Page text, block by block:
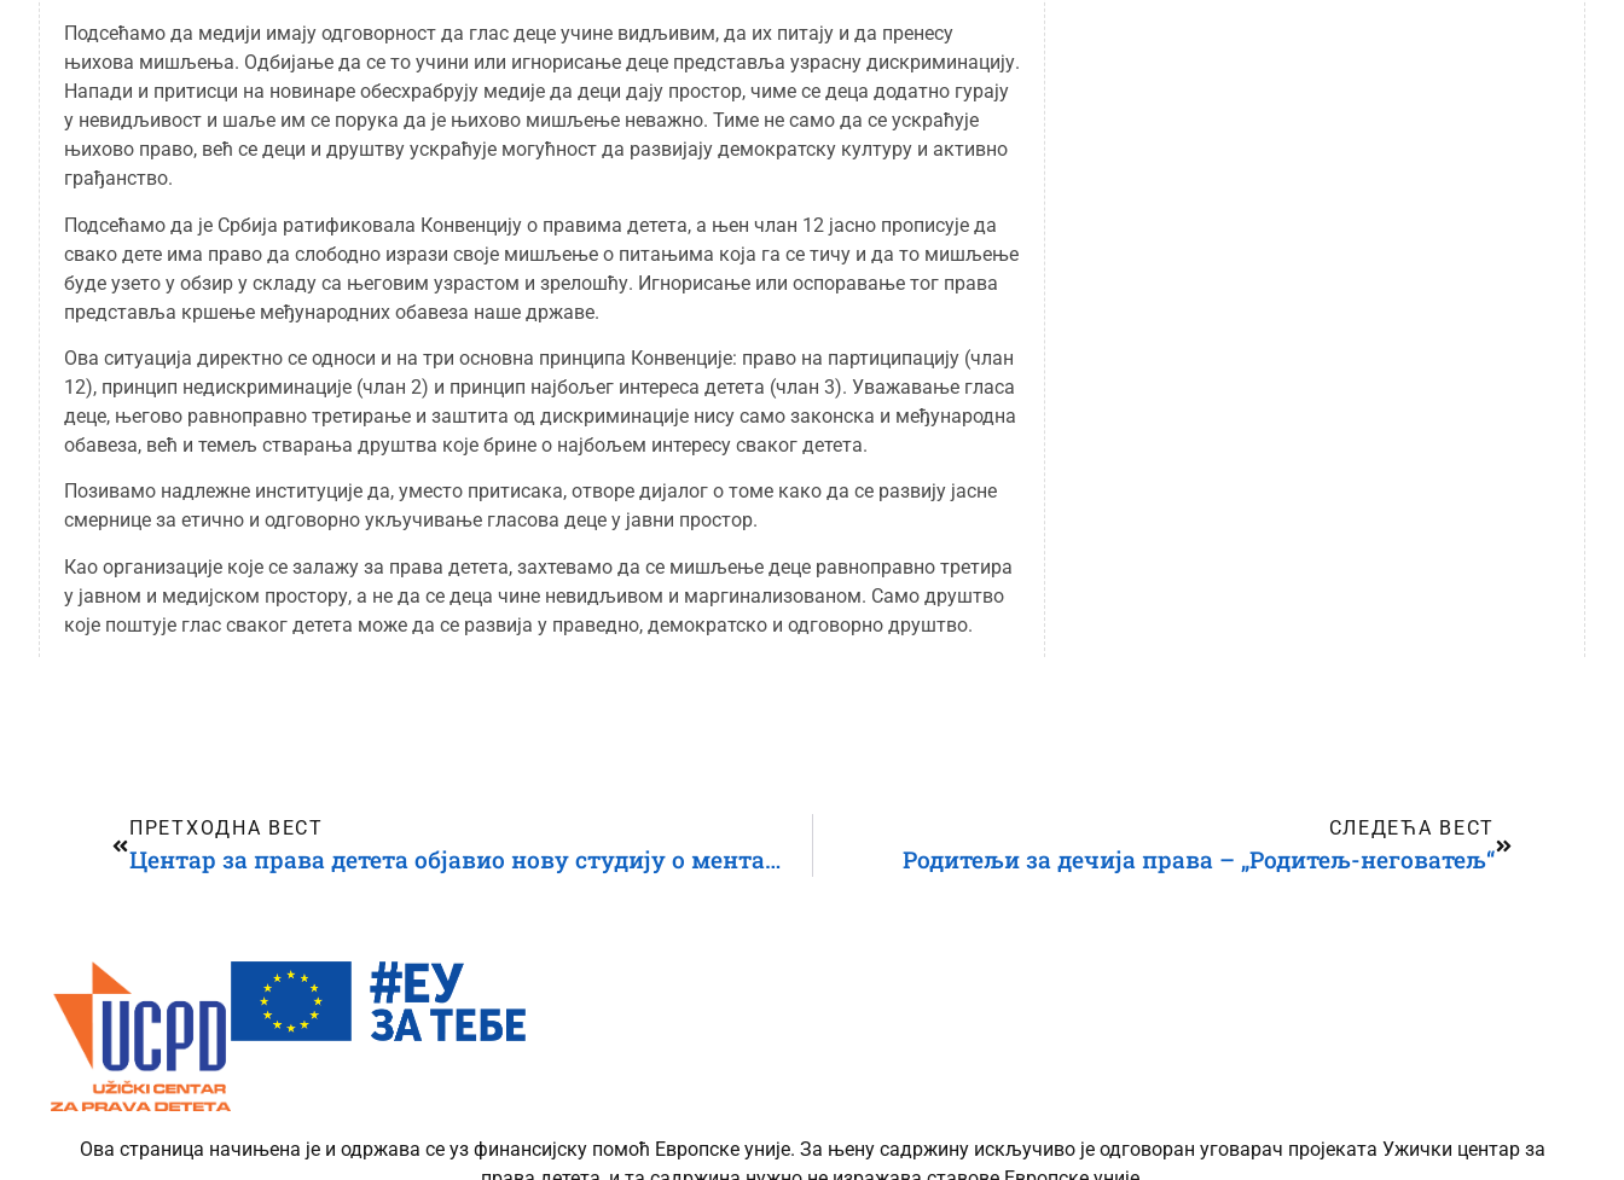
Подсећамо да медији имају одговорност да глас деце учине видљивим, да их питају и да пренесу
њихова мишљења. Одбијање да се то учини или игнорисање деце представља узрасну дискриминацију.
Напади и притисци на новинаре обесхрабрују медије да деци дају простор, чиме се деца додатно гурају
у невидљивост и шаље им се порука да је њихово мишљење неважно. Тимe не само да се ускраћује
њихово право, већ се деци и друштву ускраћује могућност да развијају демократску културу и активно
грађанство.
Подсећамо да је Србија ратификовала Конвенцију о правима детета, а њен члан 12 јасно прописује да
свако дете има право да слободно изрази своје мишљење о питањима која га се тичу и да то мишљење
буде узето у обзир у складу са његовим узрастом и зрелошћу. Игнорисање или оспоравање тог права
представља кршење међународних обавеза наше државе.
Ова ситуација директно се односи и на три основна принципа Конвенције: право на партиципацију (члан
12), принцип недискриминације (члан 2) и принцип најбољег интереса детета (члан 3). Уважавање гласа
деце, његово равноправно третирање и заштита од дискриминације нису само законска и међународна
обавеза, већ и темељ стварања друштва које брине о најбољем интересу сваког детета.
Позивамо надлежне институције да, уместо притисака, отворе дијалог о томе како да се развију јасне
смернице за етично и одговорно укључивање гласова деце у јавни простор.
Као организације које се залажу за права детета, захтевамо да се мишљење деце равноправно третира
у јавном и медијском простору, а не да се деца чине невидљивом и маргинализованом. Само друштво
које поштује глас сваког детета може да се развија у праведно, демократско и одговорно друштво.
ПРЕТХОДНА ВЕСТ
Центар за права детета објавио нову студију о менталном здрављу адолесцената
СЛЕДЕЋА ВЕСТ
Родитељи за дечија права – „Родитељ-неговатељ“
Ова страница начињена је и одржава се уз финансијску помоћ Европске уније. За њену садржину искључиво је одговоран уговарач пројеката Ужички центар за